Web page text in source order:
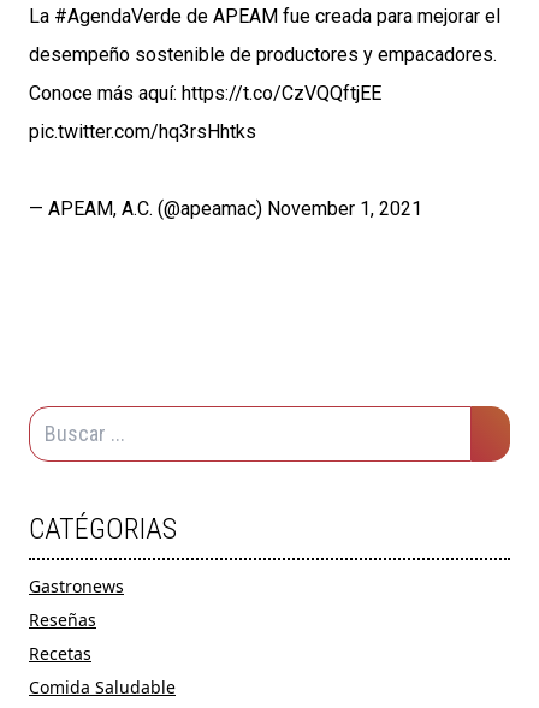
La #AgendaVerde de APEAM fue creada para mejorar el
desempeño sostenible de productores y empacadores.
Conoce más aquí: https://t.co/CzVQQftjEE
pic.twitter.com/hq3rsHhtks
— APEAM, A.C. (@apeamac) November 1, 2021
CATÉGORIAS
Gastronews
Reseñas
Recetas
Comida Saludable